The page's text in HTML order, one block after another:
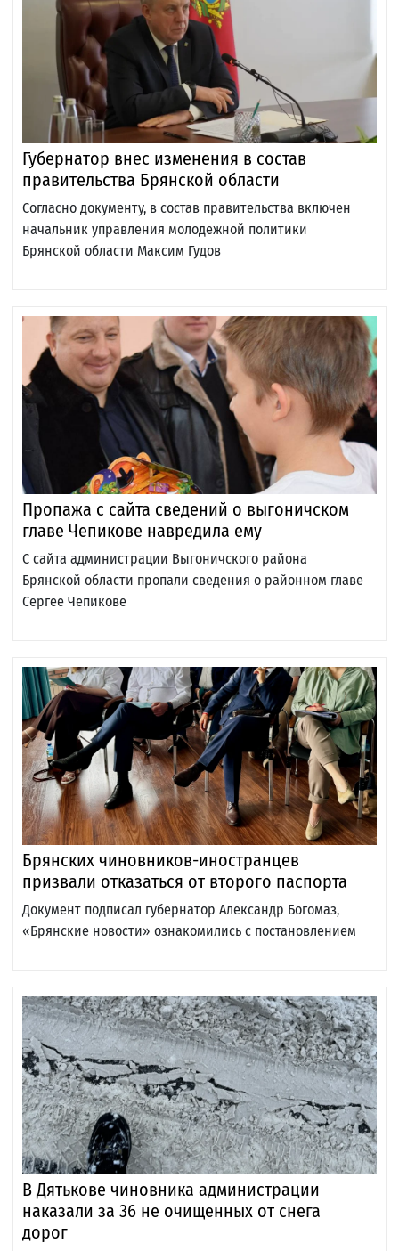
Губернатор внес изменения в состав
правительства Брянской области
Согласно документу, в состав правительства включен
начальник управления молодежной политики
Брянской области Максим Гудов
Пропажа с сайта сведений о выгоничском
главе Чепикове навредила ему
С сайта администрации Выгоничского района
Брянской области пропали сведения о районном главе
Сергее Чепикове
Брянских чиновников-иностранцев
призвали отказаться от второго паспорта
Документ подписал губернатор Александр Богомаз,
«Брянские новости» ознакомились с постановлением
В Дятькове чиновника администрации
наказали за 36 не очищенных от снега
дорог